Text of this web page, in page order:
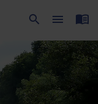
menu_book
search
Suche
menu
Menü